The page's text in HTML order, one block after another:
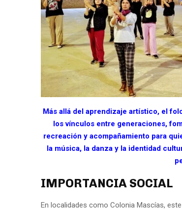
Más allá del aprendizaje artístico, el
los vínculos entre generaciones,
recreación y acompañamiento para
la música, la danza y la identidad
IMPORTANCIA SOCIAL
En localidades como Colonia Mascías,